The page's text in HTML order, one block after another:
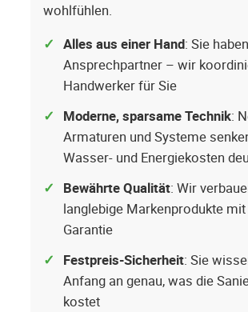
wohlfühlen.
Alles aus einer Hand: Sie
Ansprechpartner – wir
Handwerker für Sie
Moderne, sparsame Technik:
Armaturen und Systeme
Wasser- und Energiekosten
Bewährte Qualität: Wir
langlebige Markenprodukte
Garantie
Festpreis-Sicherheit: Sie
Anfang an genau, was die
kostet